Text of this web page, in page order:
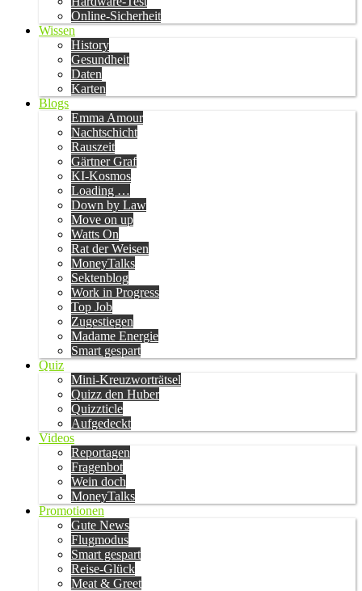
Online-Sicherheit
Wissen
History
Gesundheit
Daten
Karten
Blogs
Emma Amour
Nachtschicht
Rauszeit
Gärtner Graf
KI-Kosmos
Loading …
Down by Law
Move on up
Watts On
Rat der Weisen
MoneyTalks
Sektenblog
Work in Progress
Top Job
Zugestiegen
Madame Energie
Smart gespart
Quiz
Mini-Kreuzworträtsel
Quizz den Huber
Quizzticle
Aufgedeckt
Videos
Reportagen
Fragenbot
Wein doch
MoneyTalks
Promotionen
Gute News
Flugmodus
Smart gespart
Reise-Glück
Meat & Greet